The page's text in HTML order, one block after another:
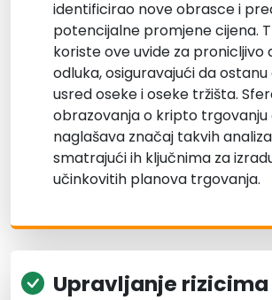
identificirao nove obrasce i
potencijalne promjene cijena.
koriste ove uvide za pronicljivo
odluka, osiguravajući da ostanu
usred oseke i oseke tržišta.
obrazovanja o kripto
naglašava značaj takvih
smatrajući ih ključnima za
učinkovitih planova trgovanja.
Upravljanje rizicima